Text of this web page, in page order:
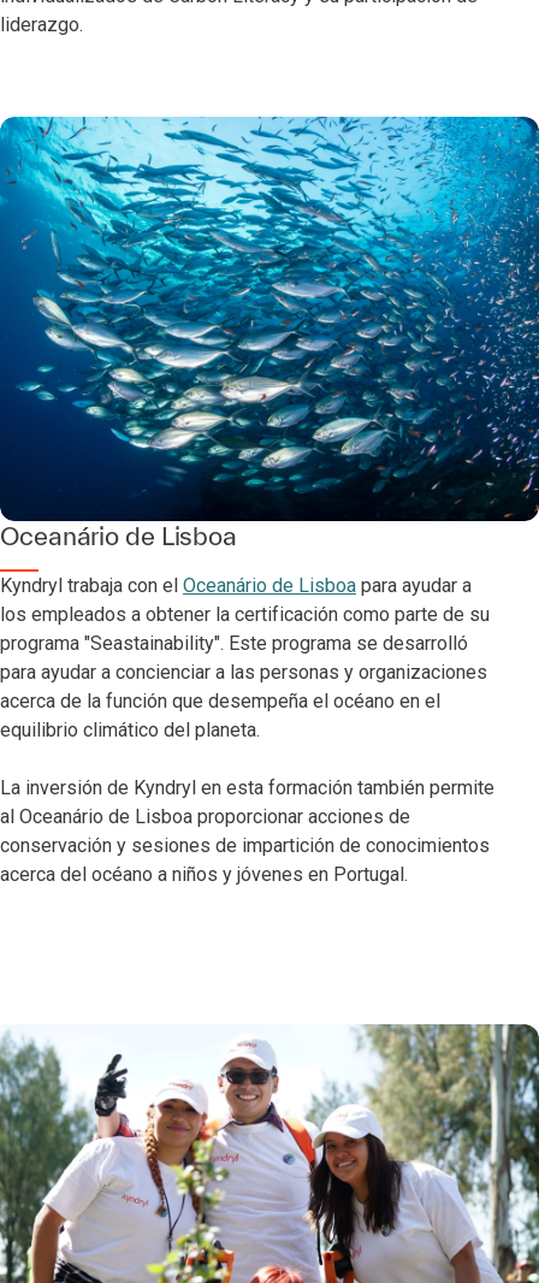
liderazgo.
Oceanário de Lisboa
Kyndryl trabaja con el Oceanário de Lisboa para ayudar a
los empleados a obtener la certificación como parte de su
programa "Seastainability". Este programa se desarrolló
para ayudar a concienciar a las personas y organizaciones
acerca de la función que desempeña el océano en el
equilibrio climático del planeta.
La inversión de Kyndryl en esta formación también permite
al Oceanário de Lisboa proporcionar acciones de
conservación y sesiones de impartición de conocimientos
acerca del océano a niños y jóvenes en Portugal.